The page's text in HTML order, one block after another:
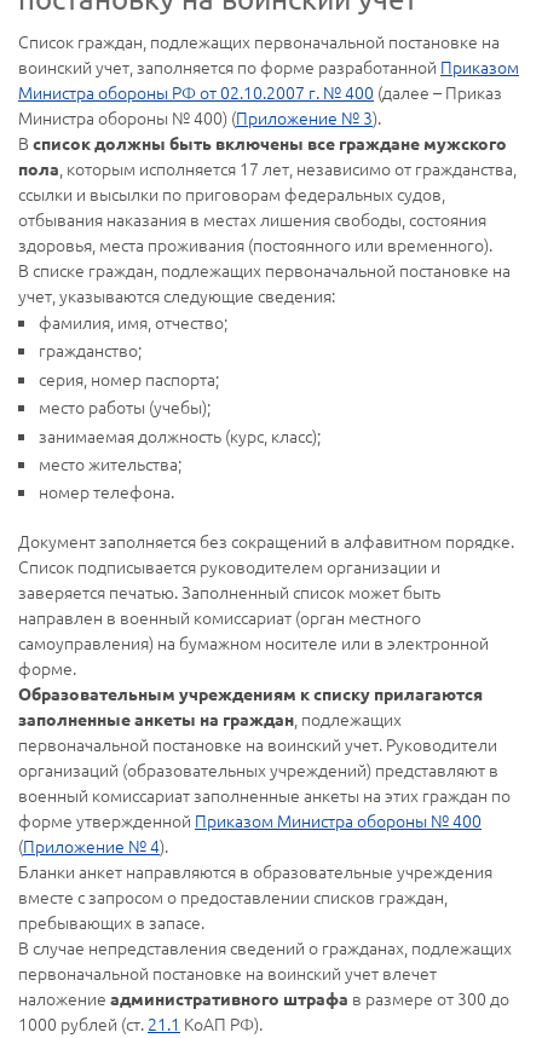
Список граждан, подлежащих первоначальной постановке на
воинский учет, заполняется по форме разработанной Приказом
Министра обороны РФ от 02.10.2007 г. № 400 (далее – Приказ
Министра обороны № 400) (Приложение № 3).
В список должны быть включены все граждане мужского
пола , которым исполняется 17 лет, независимо от гражданства,
ссылки и высылки по приговорам федеральных судов,
отбывания наказания в местах лишения свободы, состояния
здоровья, места проживания (постоянного или временного).
В списке граждан, подлежащих первоначальной постановке на
учет, указываются следующие сведения:
фамилия, имя, отчество;
гражданство;
серия, номер паспорта;
место работы (учебы);
занимаемая должность (курс, класс);
место жительства;
номер телефона.
Документ заполняется без сокращений в алфавитном порядке.
Список подписывается руководителем организации и
заверяется печатью. Заполненный список может быть
направлен в военный комиссариат (орган местного
самоуправления) на бумажном носителе или в электронной
форме.
Образовательным учреждениям к списку прилагаются
заполненные анкеты на граждан, подлежащих
первоначальной постановке на воинский учет. Руководители
организаций (образовательных учреждений) представляют в
военный комиссариат заполненные анкеты на этих граждан по
форме утвержденной Приказом Министра обороны № 400
(Приложение № 4).
Бланки анкет направляются в образовательные учреждения
вместе с запросом о предоставлении списков граждан,
пребывающих в запасе.
В случае непредставления сведений о гражданах, подлежащих
первоначальной постановке на воинский учет влечет
наложение административного штрафа в размере от 300 до
1000 рублей (ст. 21.1 КоАП РФ).